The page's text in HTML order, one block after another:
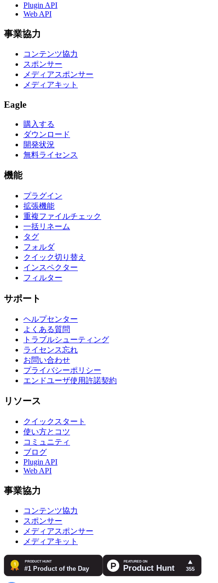
Plugin API
Web API
事業協力
コンテンツ協力
スポンサー
メディアスポンサー
メディアキット
Eagle
購入する
ダウンロード
開発状況
無料ライセンス
機能
プラグイン
拡張機能
重複ファイルチェック
一括リネーム
タグ
フォルダ
クイック切り替え
インスペクター
フィルター
サポート
ヘルプセンター
よくある質問
トラブルシューティング
ライセンス忘れ
お問い合わせ
プライバシーポリシー
エンドユーザ使用許諾契約
リソース
クイックスタート
使い方とコツ
コミュニティ
ブログ
Plugin API
Web API
事業協力
コンテンツ協力
スポンサー
メディアスポンサー
メディアキット